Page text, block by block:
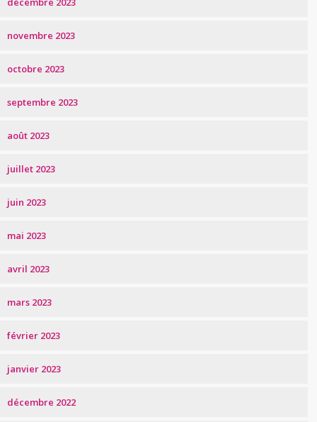
novembre 2023
octobre 2023
septembre 2023
août 2023
juillet 2023
juin 2023
mai 2023
avril 2023
mars 2023
février 2023
janvier 2023
décembre 2022